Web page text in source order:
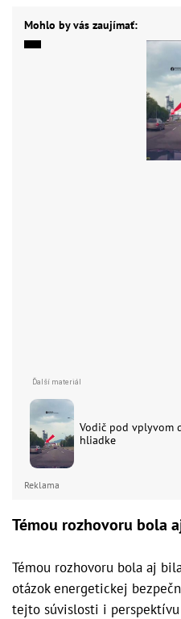
Mohlo by vás zaujímať:
Vodič pod vplyvom
hliadke
Reklama
Témou rozhovoru bola
Témou rozhovoru bola aj
otázok energetickej
tejto súvislosti i